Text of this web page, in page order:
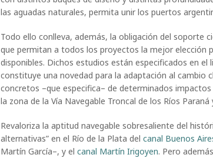
las aguadas naturales, permita unir los puertos
Todo ello conlleva, además, la obligación del soporte
que permitan a todos los proyectos la mejor elección
disponibles. Dichos estudios están especificados en el
constituye una novedad para la adaptación al cambio
concretos –que especifica– de determinados
la zona de la Vía Navegable Troncal de los Ríos Paraná
Revaloriza la aptitud navegable sobresaliente del
alternativas” en el Río de la Plata delcanal Buenos
Martín García–, y elcanal Martín Irigoyen. Pero